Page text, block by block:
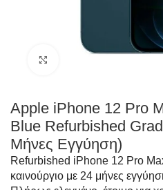
Apple iPhone 12 Pro
Blue Refurbished
Μήνες Εγγύηση)
Refurbished iPhone 12 Pro
καινούργιο με 24 μήνες